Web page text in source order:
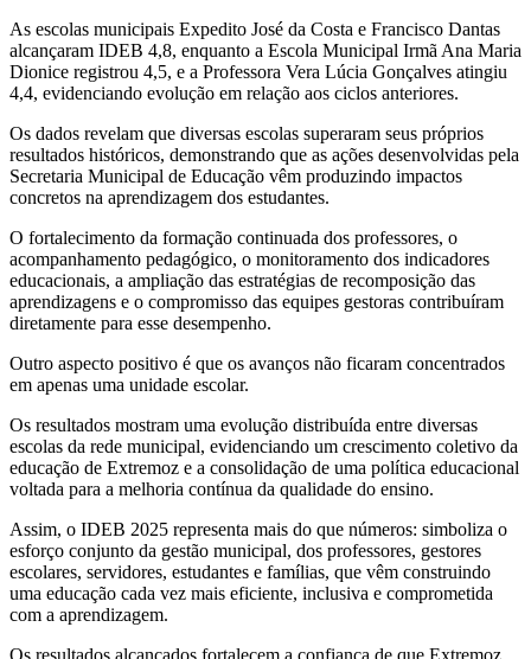
As escolas municipais Expedito José da Costa e Francisco Dantas
alcançaram IDEB 4,8, enquanto a Escola Municipal Irmã Ana Maria
Dionice registrou 4,5, e a Professora Vera Lúcia Gonçalves atingiu
4,4, evidenciando evolução em relação aos ciclos anteriores.
Os dados revelam que diversas escolas superaram seus próprios
resultados históricos, demonstrando que as ações desenvolvidas pela
Secretaria Municipal de Educação vêm produzindo impactos
concretos na aprendizagem dos estudantes.
O fortalecimento da formação continuada dos professores, o
acompanhamento pedagógico, o monitoramento dos indicadores
educacionais, a ampliação das estratégias de recomposição das
aprendizagens e o compromisso das equipes gestoras contribuíram
diretamente para esse desempenho.
Outro aspecto positivo é que os avanços não ficaram concentrados
em apenas uma unidade escolar.
Os resultados mostram uma evolução distribuída entre diversas
escolas da rede municipal, evidenciando um crescimento coletivo da
educação de Extremoz e a consolidação de uma política educacional
voltada para a melhoria contínua da qualidade do ensino.
Assim, o IDEB 2025 representa mais do que números: simboliza o
esforço conjunto da gestão municipal, dos professores, gestores
escolares, servidores, estudantes e famílias, que vêm construindo
uma educação cada vez mais eficiente, inclusiva e comprometida
com a aprendizagem.
Os resultados alcançados fortalecem a confiança de que Extremoz